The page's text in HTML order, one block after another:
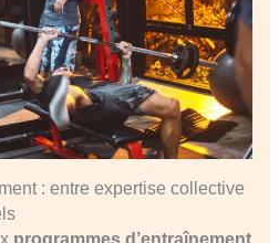
: entre expertise collective